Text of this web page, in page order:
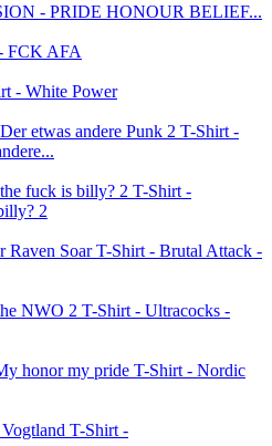
- PRIDE HONOUR BELIEF...
FCK AFA
- White Power
T-Shirt -
T-Shirt -
2
T-Shirt - Brutal Attack -
T-Shirt - Ultracocks -
T-Shirt - Nordic
T-Shirt -